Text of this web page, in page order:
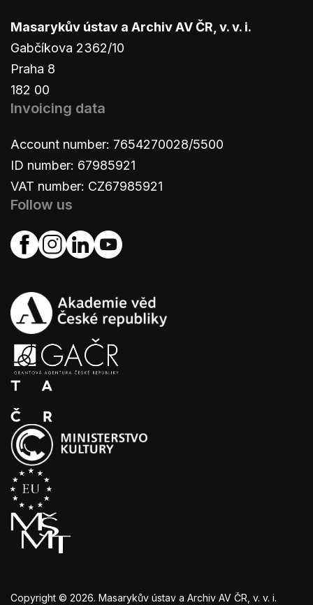
Masarykův ústav a Archiv AV ČR, v. v. i.
Gabčíkova 2362/10
Praha 8
182 00
Invoicing data
Account number: 7654270028/5500
ID number: 67985921
VAT number: CZ67985921
Follow us
Copyright © 2026. Masarykův ústav a Archiv AV ČR, v. v. i.